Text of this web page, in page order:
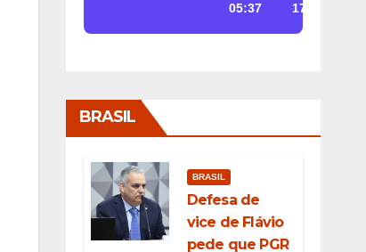
05:37
17:26
BRASIL
BRASIL
Defesa de
vice de Flávio
pede que PGR